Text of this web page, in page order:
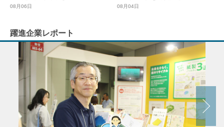
08月06日 08月04日
躍進企業レポート